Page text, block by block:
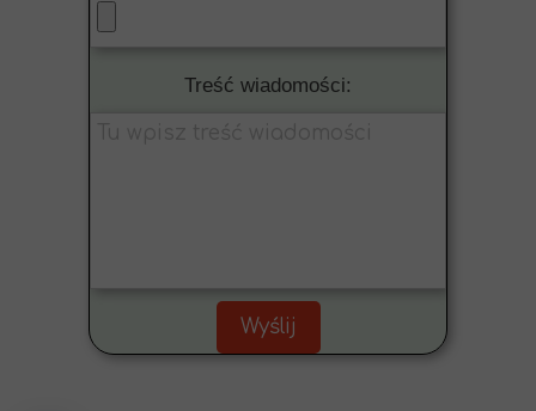
Treść wiadomości:
Wyślij